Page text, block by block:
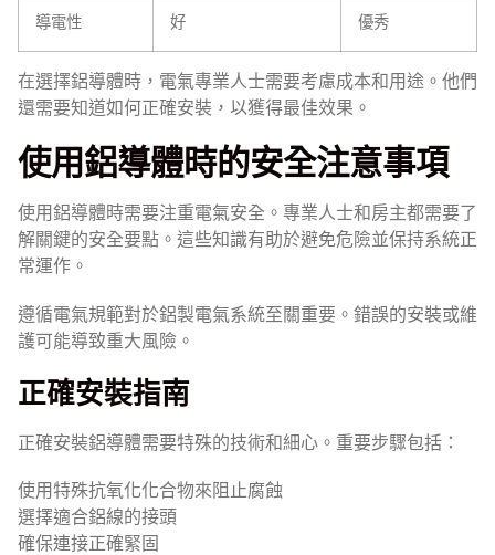
導電性 好 優秀
在選擇鋁導體時，電氣專業人士需要考慮成本和用途。他們
還需要知道如何正確安裝，以獲得最佳效果。
使用鋁導體時的安全注意事項
使用鋁導體時需要注重電氣安全。專業人士和房主都需要了
解關鍵的安全要點。這些知識有助於避免危險並保持系統正
常運作。
遵循電氣規範對於鋁製電氣系統至關重要。錯誤的安裝或維
護可能導致重大風險。
正確安裝指南
正確安裝鋁導體需要特殊的技術和細心。重要步驟包括：
使用特殊抗氧化化合物來阻止腐蝕
選擇適合鋁線的接頭
確保連接正確緊固